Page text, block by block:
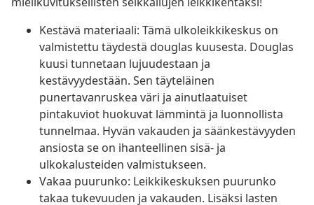
Kestävä materiaali: Tämä ulkoleikkikeskus on
valmistettu täydestä douglas kuusesta. Douglas
kuusi tunnetaan lujuudestaan ja
kestävyydestään. Sen täyteläinen
punertavanruskea väri ja ainutlaatuiset
pintakuviot huokuvat lämmintä ja luonnollista
tunnelmaa. Hyvän vakauden ja säänkestävyyden
ansiosta se on ihanteellinen sisä- ja
ulkokalusteiden valmistukseen.
Vakaa puurunko: Leikkikeskuksen puurunko
takaa tukevuuden ja vakauden. Lisäksi lasten